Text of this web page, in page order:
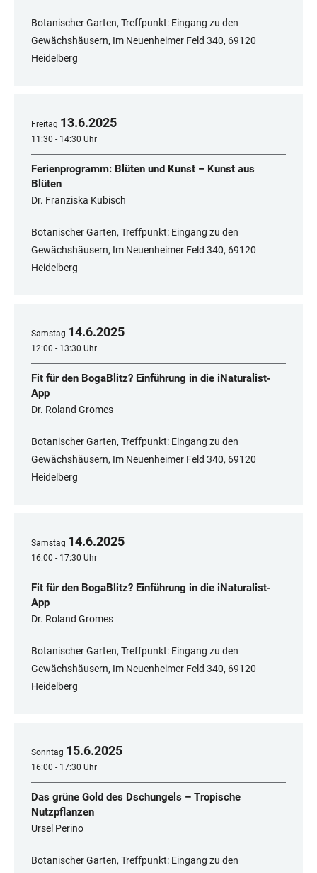
Botanischer Garten, Treffpunkt: Eingang zu den
Gewächshäusern, Im Neuenheimer Feld 340, 69120
Heidelberg
Freitag 13.6.2025
11:30 - 14:30 Uhr
Ferienprogramm: Blüten und Kunst – Kunst aus
Blüten
Dr. Franziska Kubisch
Botanischer Garten, Treffpunkt: Eingang zu den
Gewächshäusern, Im Neuenheimer Feld 340, 69120
Heidelberg
Samstag 14.6.2025
12:00 - 13:30 Uhr
Fit für den BogaBlitz? Einführung in die iNaturalist-
App
Dr. Roland Gromes
Botanischer Garten, Treffpunkt: Eingang zu den
Gewächshäusern, Im Neuenheimer Feld 340, 69120
Heidelberg
Samstag 14.6.2025
16:00 - 17:30 Uhr
Fit für den BogaBlitz? Einführung in die iNaturalist-
App
Dr. Roland Gromes
Botanischer Garten, Treffpunkt: Eingang zu den
Gewächshäusern, Im Neuenheimer Feld 340, 69120
Heidelberg
Sonntag 15.6.2025
16:00 - 17:30 Uhr
Das grüne Gold des Dschungels – Tropische
Nutzpflanzen
Ursel Perino
Botanischer Garten, Treffpunkt: Eingang zu den